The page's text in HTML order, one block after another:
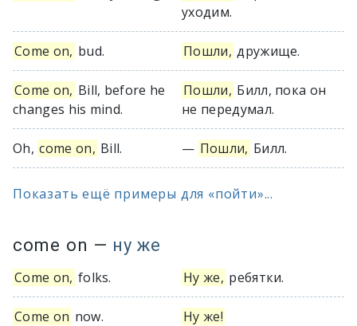
уходим.
Come on, bud. Пошли, дружище.
Come on, Bill, before he
changes his mind.
Пошли, Билл, пока он
не передумал.
Oh, come on, Bill. — Пошли, Билл.
Показать ещё примеры для «пойти»...
come on — ну же
Come on, folks. Ну же, ребятки.
Come on now. Ну же!